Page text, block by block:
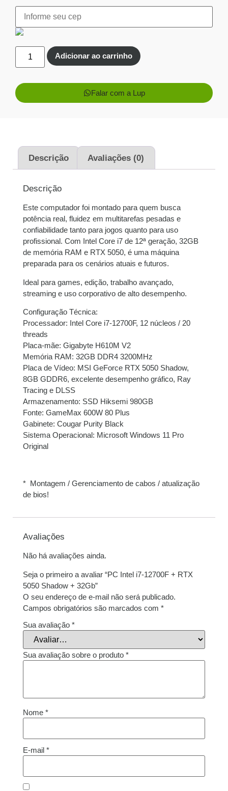
Adicionar ao carrinho
Falar com a Lup
Descrição Avaliações (0)
Descrição
Este computador foi montado para quem busca
potência real, fluidez em multitarefas pesadas e
confiabilidade tanto para jogos quanto para uso
profissional. Com Intel Core i7 de 12ª geração, 32GB
de memória RAM e RTX 5050, é uma máquina
preparada para os cenários atuais e futuros.
Ideal para games, edição, trabalho avançado,
streaming e uso corporativo de alto desempenho.
Configuração Técnica:
Processador: Intel Core i7-12700F, 12 núcleos / 20
threads
Placa-mãe: Gigabyte H610M V2
Memória RAM: 32GB DDR4 3200MHz
Placa de Vídeo: MSI GeForce RTX 5050 Shadow,
8GB GDDR6, excelente desempenho gráfico, Ray
Tracing e DLSS
Armazenamento: SSD Hiksemi 980GB
Fonte: GameMax 600W 80 Plus
Gabinete: Cougar Purity Black
Sistema Operacional: Microsoft Windows 11 Pro
Original
* Montagem / Gerenciamento de cabos / atualização
de bios!
Avaliações
Não há avaliações ainda.
Seja o primeiro a avaliar “PC Intel i7-12700F + RTX
5050 Shadow + 32Gb”
O seu endereço de e-mail não será publicado.
Campos obrigatórios são marcados com *
Sua avaliação *
Sua avaliação sobre o produto *
Nome *
E-mail *